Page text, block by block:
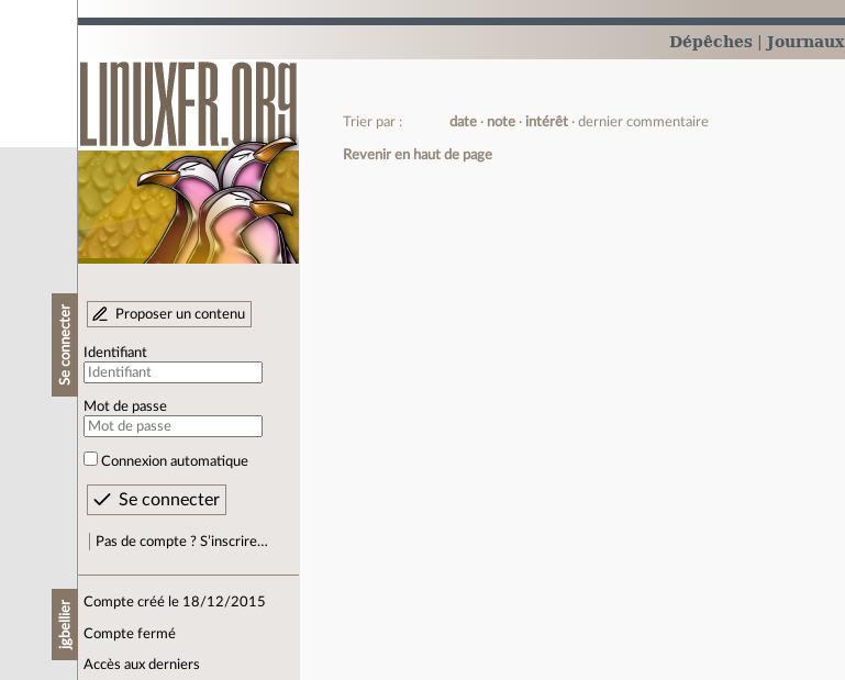
Dépêches Journaux
Se connecter Proposer un contenu
Identifiant
Mot de passe
Connexion automatique
Pas de compte ? S’inscrire…
jgbellier Compte créé le 18/12/2015
Compte fermé
Accès aux derniers
Trier par : date note intérêt dernier commentaire
Revenir en haut de page